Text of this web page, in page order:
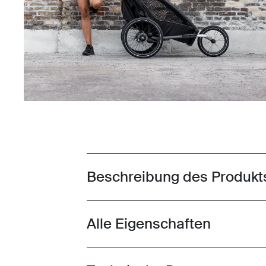
Toggle overview
Beschreibung des
Toggle features
Alle Eigenschaften